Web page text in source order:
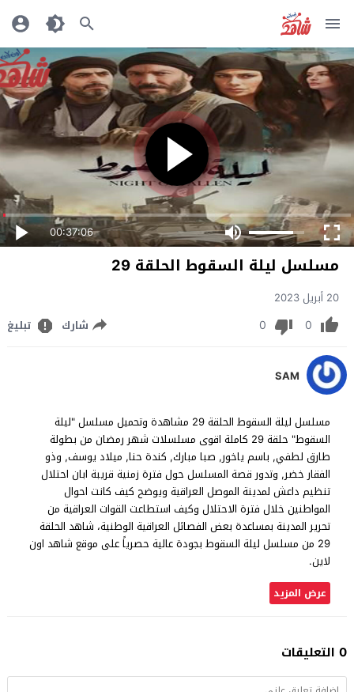
00:37:06
مسلسل ليلة السقوط الحلقة 29
20 أبريل 2023
0
0 شارك تبليغ
SAM
مسلسل ليلة السقوط الحلقة 29 مشاهدة وتحميل مسلسل "ليلة
السقوط" حلقة 29 كاملة اقوى مسلسلات شهر رمضان من بطولة
طارق لطفي, باسم ياخور, صبا مبارك, كندة حنا, ميلاد يوسف, وذو
الفقار خضر, وتدور قصة المسلسل حول فترة زمنية قريبة ابان احتلال
تنظيم داعش لمدينة الموصل العراقية ويوضح كيف كانت احوال
المواطنين خلال فترة الاحتلال وكيف استطاعت القوات العراقية من
تحرير المدينة بمساعدة بعض الفصائل العراقية الوطنية، شاهد الحلقة
29 من مسلسل ليلة السقوط بجودة عالية حصرياً على موقع شاهد اون
لاين.
عرض المزيد
0 التعليقات